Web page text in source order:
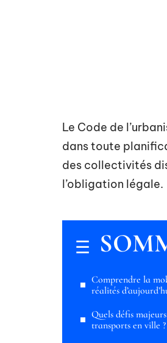
Le Code de
dans toute
des collectivités
l’obligation légale.
Comprendre la
réalités
Quels défis
transports en ville ?